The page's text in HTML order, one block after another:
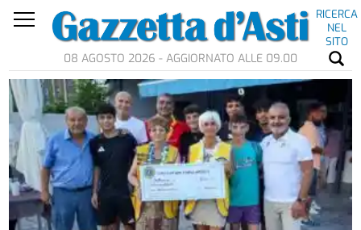
RICERCA
NEL
SITO
08 AGOSTO 2026 - AGGIORNATO ALLE 09.00